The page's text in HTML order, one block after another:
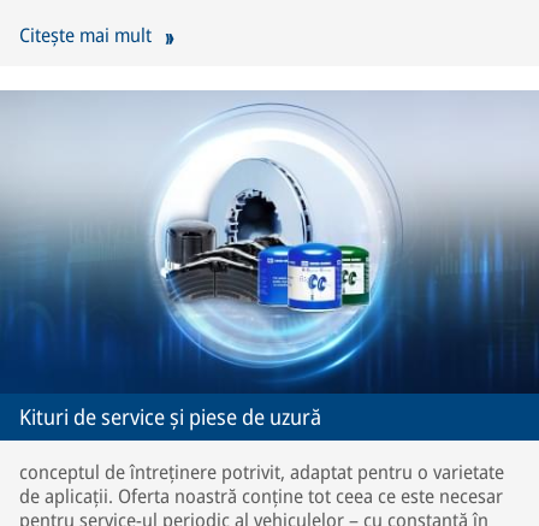
Citește mai mult
Kituri de service și piese de uzură
conceptul de întreținere potrivit, adaptat pentru o varietate
de aplicații. Oferta noastră conține tot ceea ce este necesar
pentru service-ul periodic al vehiculelor – cu constanță în